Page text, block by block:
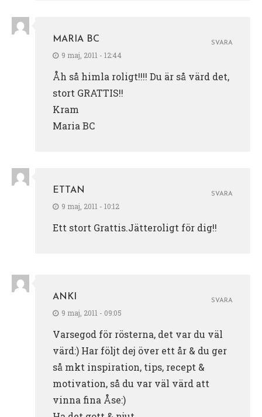
MARIA BC
9 maj, 2011 - 12:44
Åh så himla roligt!!!! Du är så värd det,
stort GRATTIS!!
Kram
Maria BC
SVARA
ETTAN
9 maj, 2011 - 10:12
Ett stort Grattis.Jätteroligt för dig!!
SVARA
ANKI
9 maj, 2011 - 09:05
Varsegod för rösterna, det var du väl
värd:) Har följt dej över ett år & du ger
så mkt inspiration, tips, recept &
motivation, så du var väl värd att
vinna fina Åse:)
SVARA